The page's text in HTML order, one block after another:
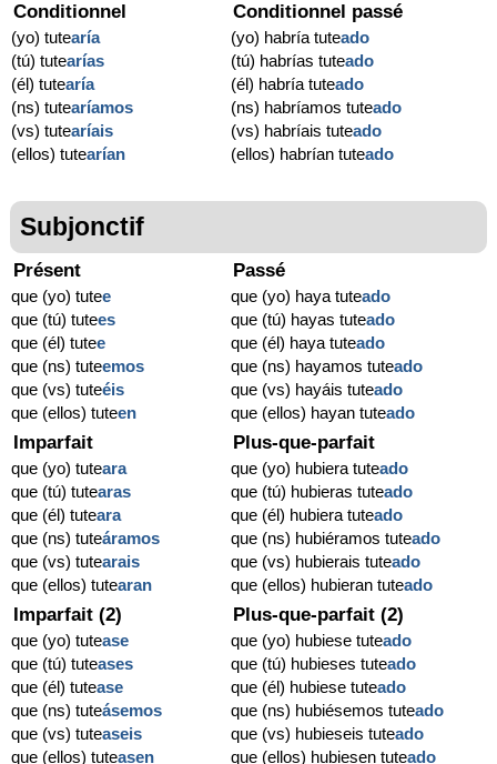
Conditionnel
(yo) tutearía
(tú) tutearías
(él) tutearía
(ns) tutearíamos
(vs) tutearíais
(ellos) tutearían
Conditionnel passé
(yo) habría tuteado
(tú) habrías tuteado
(él) habría tuteado
(ns) habríamos tuteado
(vs) habríais tuteado
(ellos) habrían tuteado
Subjonctif
Présent
que (yo) tutee
que (tú) tutees
que (él) tutee
que (ns) tuteemos
que (vs) tuteéis
que (ellos) tuteen
Passé
que (yo) haya tuteado
que (tú) hayas tuteado
que (él) haya tuteado
que (ns) hayamos tuteado
que (vs) hayáis tuteado
que (ellos) hayan tuteado
Imparfait
que (yo) tuteara
que (tú) tutearas
que (él) tuteara
que (ns) tuteáramos
que (vs) tutearais
que (ellos) tutearan
Plus-que-parfait
que (yo) hubiera tuteado
que (tú) hubieras tuteado
que (él) hubiera tuteado
que (ns) hubiéramos tuteado
que (vs) hubierais tuteado
que (ellos) hubieran tuteado
Imparfait (2)
que (yo) tutease
que (tú) tuteases
que (él) tutease
que (ns) tuteásemos
que (vs) tuteaseis
que (ellos) tuteasen
Plus-que-parfait (2)
que (yo) hubiese tuteado
que (tú) hubieses tuteado
que (él) hubiese tuteado
que (ns) hubiésemos tuteado
que (vs) hubieseis tuteado
que (ellos) hubiesen tuteado